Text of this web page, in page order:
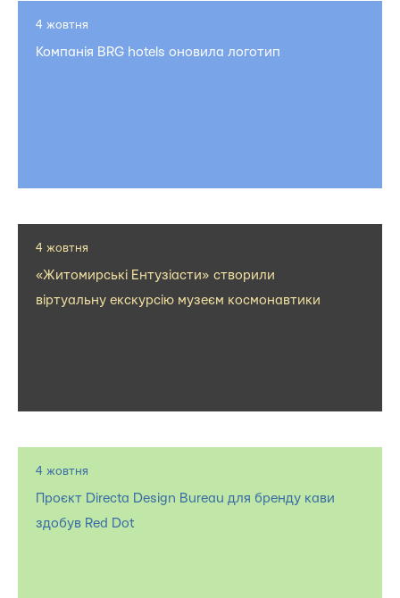
4 жовтня
Компанія BRG hotels оновила логотип
4 жовтня
«Житомирські Ентузіасти» створили
віртуальну екскурсію музеєм космонавтики
4 жовтня
Проєкт Directa Design Bureau для бренду кави
здобув Red Dot